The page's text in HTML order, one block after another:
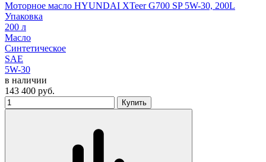
Моторное масло HYUNDAI XTeer G700 SP 5W-30, 200L
Упаковка
200 л
Масло
Синтетическое
SAE
5W-30
в наличии
143 400 руб.
Купить